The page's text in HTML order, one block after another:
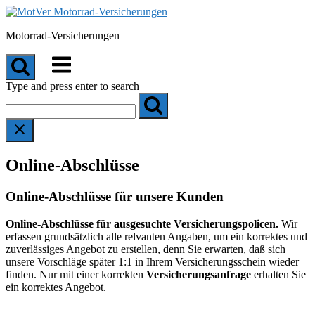
Skip
content
Motorrad-Versicherungen
Menu
Type and press enter to search
Online-Abschlüsse
Online-Abschlüsse für unsere Kunden
Online-Abschlüsse für ausgesuchte Versicherungspolicen. Wir
erfassen grundsätzlich alle relvanten Angaben, um ein korrektes und
zuverlässiges Angebot zu erstellen, denn Sie erwarten, daß sich
unsere Vorschläge später 1:1 in Ihrem Versicherungsschein wieder
finden. Nur mit einer korrekten Versicherungsanfrage erhalten Sie
ein korrektes Angebot.